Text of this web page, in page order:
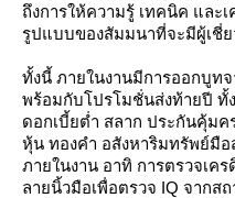
ถึงการให้ความรู้ เทคนิค และ
รูปแบบของสัมมนาที่จะมีผู้เชี่
ทั้งนี้ ภายในงานมีการออกบูท
พร้อมกับโปรโมชั่นส่งท้ายปี ทั้
ดอกเบี้ยต่ำ สลาก ประกันคุ้ม
หุ้น ทองคำ อสังหาริมทรัพย์มื
ภายในงาน อาทิ การตรวจเค
ลายนิ้วมือเพื่อตรวจ IQ จากส